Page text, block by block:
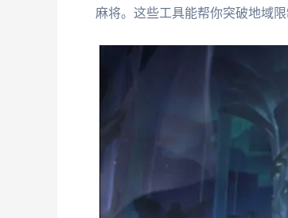
麻将。这些工具能帮你突破地域